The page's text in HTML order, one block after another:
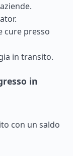
cure presso
in transito.
in
con un saldo